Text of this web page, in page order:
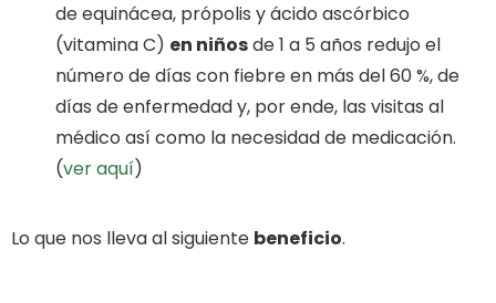
de equinácea, própolis y ácido ascórbico
(vitamina C) en niñosde 1 a 5 años redujo el
número de días con fiebre en más del 60 %, de
días de enfermedad y, por ende, las visitas al
médico así como la necesidad de medicación.
(ver aquí)
Lo que nos lleva al siguiente beneficio.